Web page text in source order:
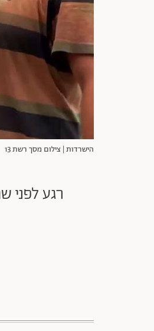
הישרדות | צילום מסך רשת 13
רגע לפני